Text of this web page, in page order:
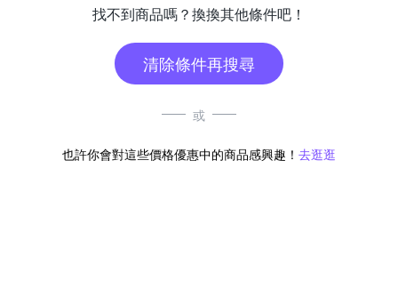
找不到商品嗎？換換其他條件吧！
清除條件再搜尋
或
也許你會對這些價格優惠中的商品感興趣！ 去逛逛